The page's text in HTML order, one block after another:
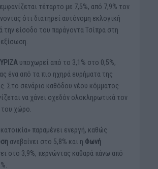
εμφανίζεται τέταρτο με 7,5%, από 7,9% τον
ότι διατηρεί αυτόνομη εκλογική
την είσοδο του παράγοντα Τσίπρα στη
υποχωρεί από το 3,1% στο 0,5%,
ένα από τα πιο ηχηρά ευρήματα της
Στο σενάριο καθόδου νέου κόμματος
να χάνει σχεδόν ολοκληρωτικά τον
χώρο.
παραμένει ενεργή, καθώς
ανεβαίνει στο 5,8% και η Φωνή
στο 3,9%, περνώντας καθαρά πάνω από